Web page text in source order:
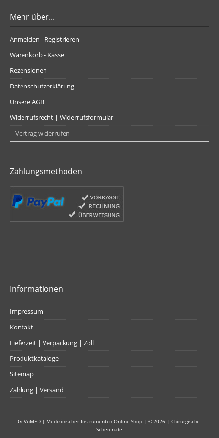
Mehr über...
Anmelden - Registrieren
Warenkorb - Kasse
Rezensionen
Datenschutzerklärung
Unsere AGB
Widerrufsrecht | Widerrufsformular
Vertrag widerrufen
Zahlungsmethoden
Informationen
Impressum
Kontakt
Lieferzeit | Verpackung | Zoll
Produktkataloge
Sitemap
Zahlung | Versand
GeVuMED | Medizinischer Instrumenten Online-Shop | © 2026 | Chirurgische-
Scheren.de